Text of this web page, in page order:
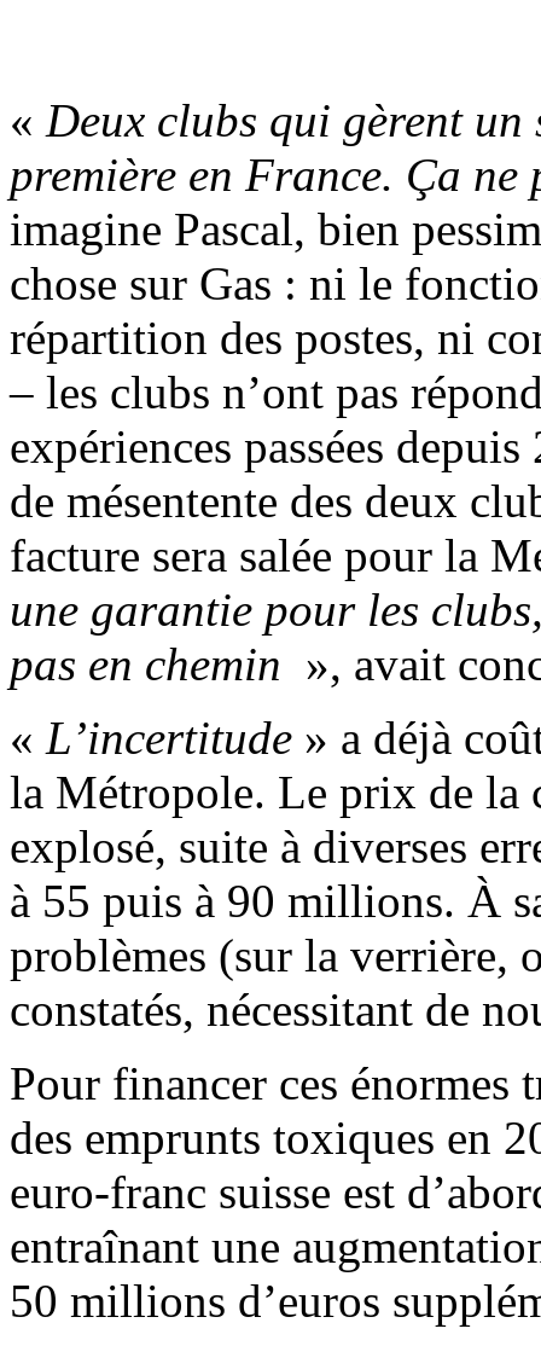
« Deux clubs qui gèrent un
première en France. Ça ne
imagine Pascal, bien
chose sur Gas : ni le
répartition des postes, ni
– les clubs n’ont pas
expériences passées
de mésentente des deux
facture sera salée pour la
une garantie pour les
pas en chemin », avait
« L’incertitude » a déjà
la Métropole. Le prix de la
explosé, suite à diverses
à 55 puis à 90 millions. À
problèmes (sur la verrière,
constatés, nécessitant de
Pour financer ces énormes
des emprunts toxiques en
euro-franc suisse est
entraînant une
50 millions d’euros